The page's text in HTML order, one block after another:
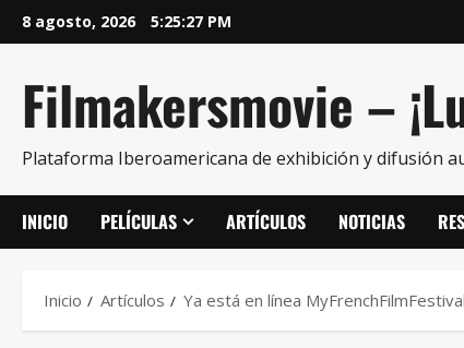
8 agosto, 2026 5:25:28 PM
Filmakersmovie –
Plataforma Iberoamericana de exhibición y difusión
INICIO PELÍCULAS ARTÍCULOS NOTICIAS
Inicio Artículos Ya está en línea